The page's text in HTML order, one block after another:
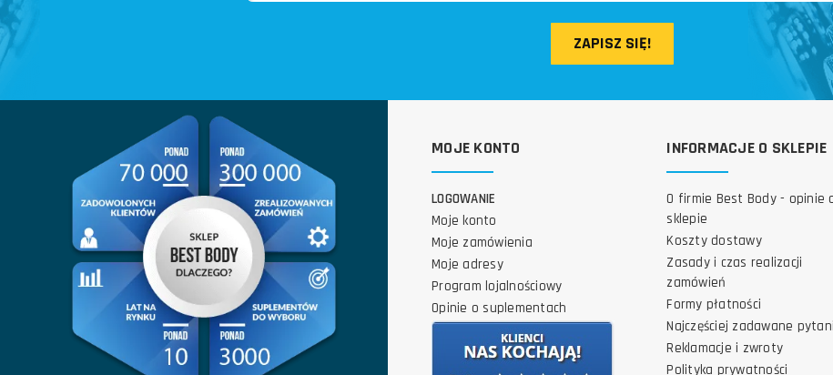
ZAPISZ SIĘ!
MOJE KONTO
LOGOWANIE
Moje konto
Moje zamówienia
Moje adresy
Program lojalnościowy
Opinie o suplementach
INFORMACJE O SKLEPIE
O firmie Best Body - opinie
sklepie
Koszty dostawy
Zasady i czas realizacji
zamówień
Formy płatności
Najczęściej zadawane
Reklamacje i zwroty
Polityka prywatności